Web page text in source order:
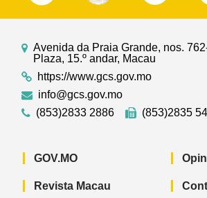
Avenida da Praia Grande, nos.
Plaza, 15.º andar, Macau
https://www.gcs.gov.mo
info@gcs.gov.mo
(853)2833 2886
(853)2835
GOV.MO
Revista Macau